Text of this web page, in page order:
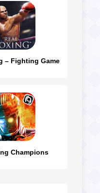
– Fighting Game
Champions